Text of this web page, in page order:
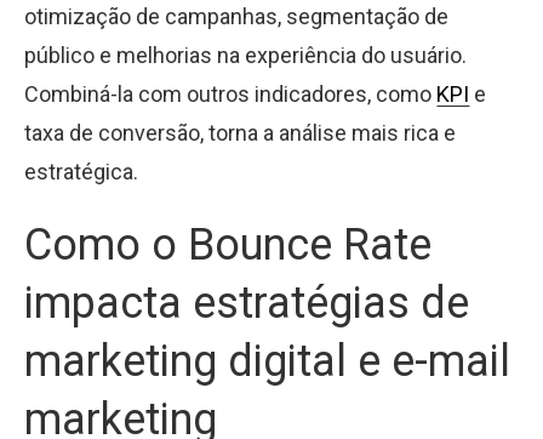
otimização de campanhas, segmentação de
público e melhorias na experiência do usuário.
Combiná-la com outros indicadores, como KPI e
taxa de conversão, torna a análise mais rica e
estratégica.
Como o Bounce Rate
impacta estratégias de
marketing digital e e-mail
marketing